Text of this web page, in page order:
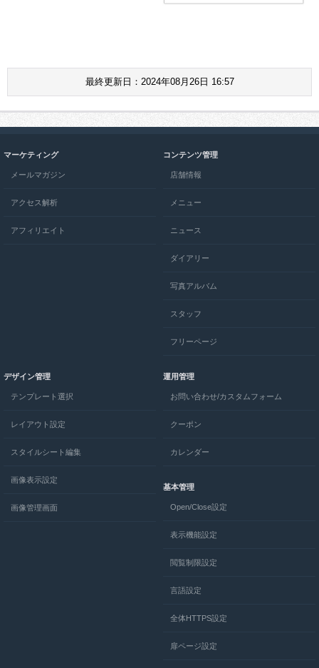
最終更新日：2024年08月26日 16:57
マーケティング
メールマガジン
アクセス解析
アフィリエイト
コンテンツ管理
店舗情報
メニュー
ニュース
ダイアリー
写真アルバム
スタッフ
フリーページ
デザイン管理
テンプレート選択
レイアウト設定
スタイルシート編集
画像表示設定
画像管理画面
運用管理
お問い合わせ/カスタムフォーム
クーポン
カレンダー
基本管理
Open/Close設定
表示機能設定
閲覧制限設定
言語設定
全体HTTPS設定
扉ページ設定